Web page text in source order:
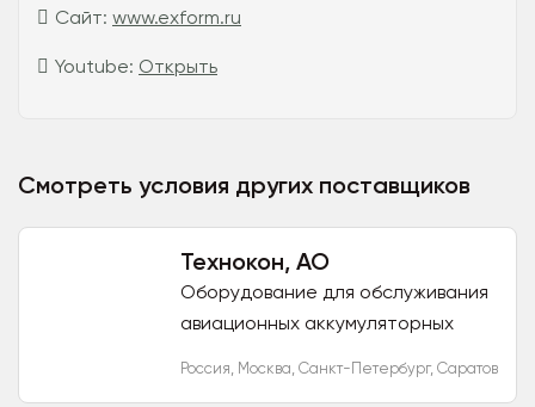
Сайт: www.exform.ru
Youtube: Открыть
Смотреть условия других поставщиков
Технокон, АО
Оборудование для обслуживания
авиационных аккумуляторных
занимается производством:
Россия, Москва, Санкт-Петербург, Саратов